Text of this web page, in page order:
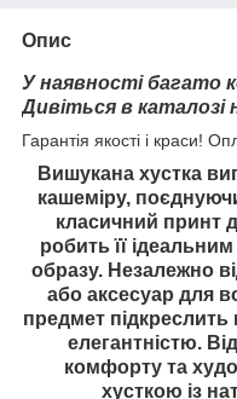
Опис
У наявності багато
Дивіться в
Гарантія якості і краси!
Вишукана хустка
кашеміру,
класичний принт
робить її
образу. Незалежно
або аксесуар для
предмет
елегантністю.
комфорту та
хусткою із